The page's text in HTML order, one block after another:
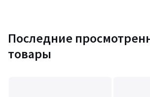
Последние
товары